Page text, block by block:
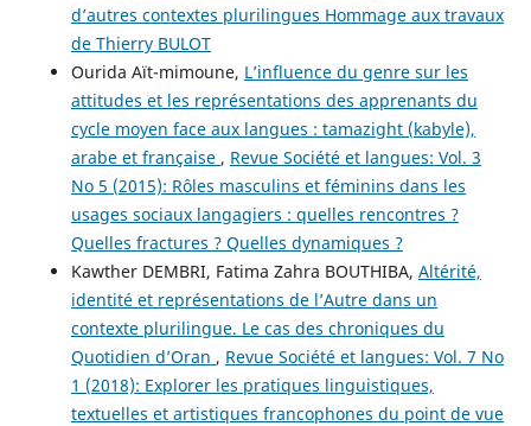
d’autres contextes plurilingues Hommage aux travaux
de Thierry BULOT
Ourida Aït-mimoune, L’influence du genre sur les
attitudes et les représentations des apprenants du
cycle moyen face aux langues : tamazight (kabyle),
arabe et française , Revue Société et langues: Vol. 3
No 5 (2015): Rôles masculins et féminins dans les
usages sociaux langagiers : quelles rencontres ?
Quelles fractures ? Quelles dynamiques ?
Kawther DEMBRI, Fatima Zahra BOUTHIBA, Altérité,
identité et représentations de l’Autre dans un
contexte plurilingue. Le cas des chroniques du
Quotidien d’Oran , Revue Société et langues: Vol. 7 No
1 (2018): Explorer les pratiques linguistiques,
textuelles et artistiques francophones du point de vue